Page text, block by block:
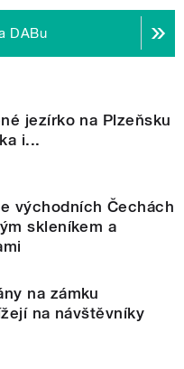
DABu
jezírko na Plzeňsku
i...
východních Čechách
skleníkem a
na zámku
na návštěvníky